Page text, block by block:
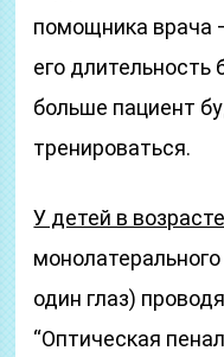
помощника врача
его
больше пациент
тренироваться.
У детей в
один глаз)
“Оптическая